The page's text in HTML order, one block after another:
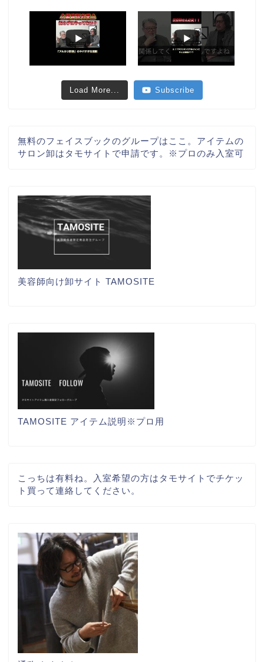
Load More... Subscribe
無料のフェイスブックのグループはここ。アイテムの
サロン卸はタモサイトで申請です。※プロのみ入室可
美容師向け卸サイト TAMOSITE
TAMOSITE アイテム説明※プロ用
こっちは有料ね。入室希望の方はタモサイトでチケッ
ト買って連絡してください。